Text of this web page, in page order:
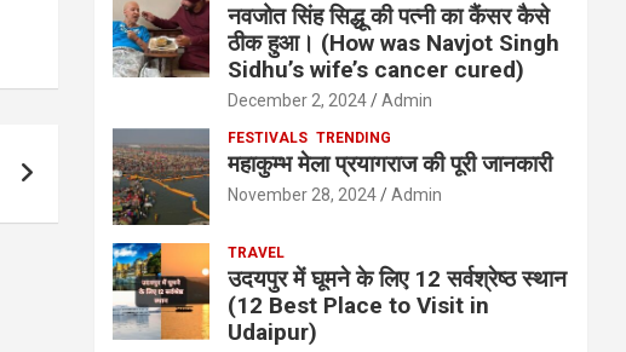
नवजोत सिंह सिद्धू की पत्नी का कैंसर कैसे
ठीक हुआ। (How was Navjot Singh
Sidhu’s wife’s cancer cured)
December 2, 2024 Admin
FESTIVALS TRENDING
महाकुम्भ मेला प्रयागराज की पूरी जानकारी
November 28, 2024 Admin
TRAVEL
उदयपुर में घूमने के लिए 12 सर्वश्रेष्ठ स्थान
(12 Best Place to Visit in
Udaipur)